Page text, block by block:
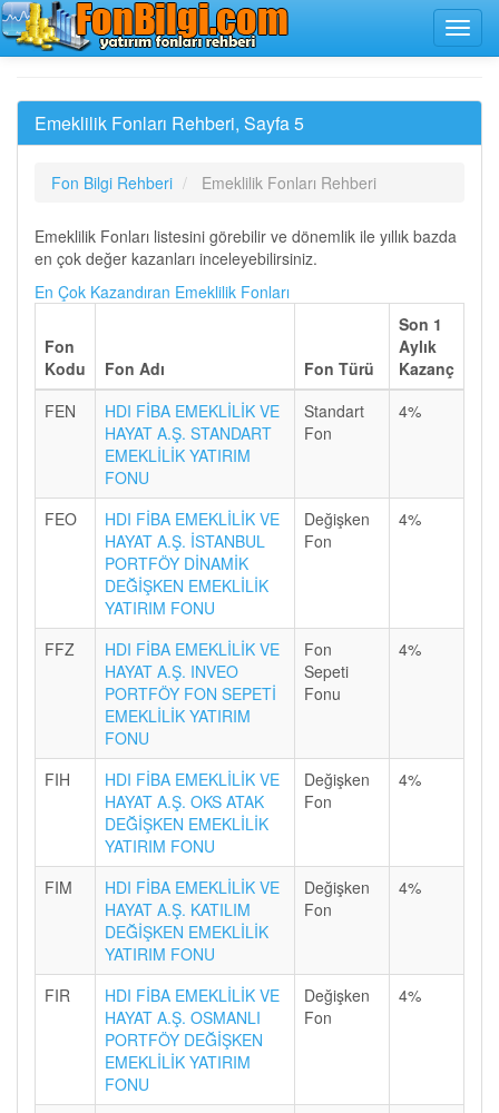
Emeklilik Fonları Rehberi, Sayfa 5
Fon Bilgi Rehberi Emeklilik Fonları Rehberi
Emeklilik Fonları listesini görebilir ve dönemlik ile yıllık bazda
en çok değer kazanları inceleyebilirsiniz.
En Çok Kazandıran Emeklilik Fonları
Fon
Kodu
Fon Adı Fon Türü
Son 1
Aylık
Kazanç
FEN
HDI FİBA EMEKLİLİK VE
HAYAT A.Ş. STANDART
EMEKLİLİK YATIRIM
FONU
Standart
Fon
4%
FEO
HDI FİBA EMEKLİLİK VE
HAYAT A.Ş. İSTANBUL
PORTFÖY DİNAMİK
DEĞİŞKEN EMEKLİLİK
YATIRIM FONU
Değişken
Fon
4%
FFZ
HDI FİBA EMEKLİLİK VE
HAYAT A.Ş. INVEO
PORTFÖY FON SEPETİ
EMEKLİLİK YATIRIM
FONU
Fon
Sepeti
Fonu
4%
FIH
HDI FİBA EMEKLİLİK VE
HAYAT A.Ş. OKS ATAK
DEĞİŞKEN EMEKLİLİK
YATIRIM FONU
Değişken
Fon
4%
FIM
HDI FİBA EMEKLİLİK VE
HAYAT A.Ş. KATILIM
DEĞİŞKEN EMEKLİLİK
YATIRIM FONU
Değişken
Fon
4%
FIR
HDI FİBA EMEKLİLİK VE
HAYAT A.Ş. OSMANLI
PORTFÖY DEĞİŞKEN
EMEKLİLİK YATIRIM
FONU
Değişken
Fon
4%